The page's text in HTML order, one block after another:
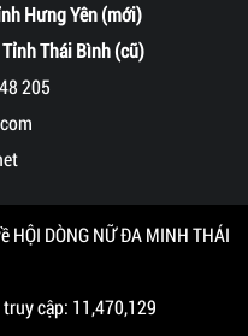
Hưng Yên (mới)
Thái Bình (cũ)
205
DÒNG NỮ ĐA MINH THÁI
cập: 11,470,129